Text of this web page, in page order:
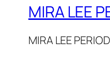
MIRA LEE
MIRA LEE